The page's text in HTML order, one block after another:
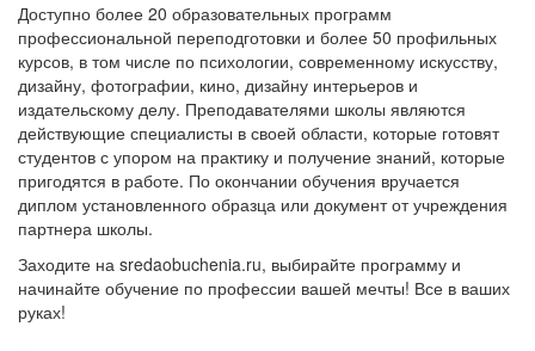
Доступно более 20 образовательных программ
профессиональной переподготовки и более 50 профильных
курсов, в том числе по психологии, современному искусству,
дизайну, фотографии, кино, дизайну интерьеров и
издательскому делу. Преподавателями школы являются
действующие специалисты в своей области, которые готовят
студентов с упором на практику и получение знаний, которые
пригодятся в работе. По окончании обучения вручается
диплом установленного образца или документ от учреждения
партнера школы.
Заходите на sredaobuchenia.ru, выбирайте программу и
начинайте обучение по профессии вашей мечты! Все в ваших
руках!